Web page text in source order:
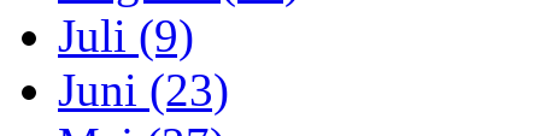
Juli (9)
Juni (23)